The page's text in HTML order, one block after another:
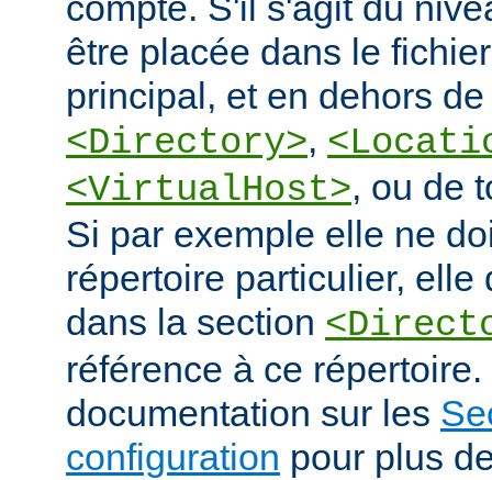
être placée dans le
principal, et en dehors
<Directory>,
<VirtualHost>, ou de
Si par exemple elle ne
répertoire particulier, elle
dans la section
référence à ce répertoire.
documentation sur les
configuration pour plus